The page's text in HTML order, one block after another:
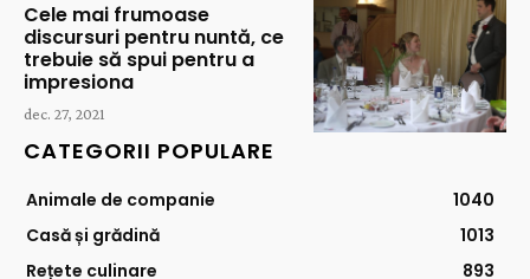
Cele mai frumoase
discursuri pentru nuntă, ce
trebuie să spui pentru a
impresiona
dec. 27, 2021
CATEGORII POPULARE
Animale de companie
1040
Casă și grădină
1013
Rețete culinare
893